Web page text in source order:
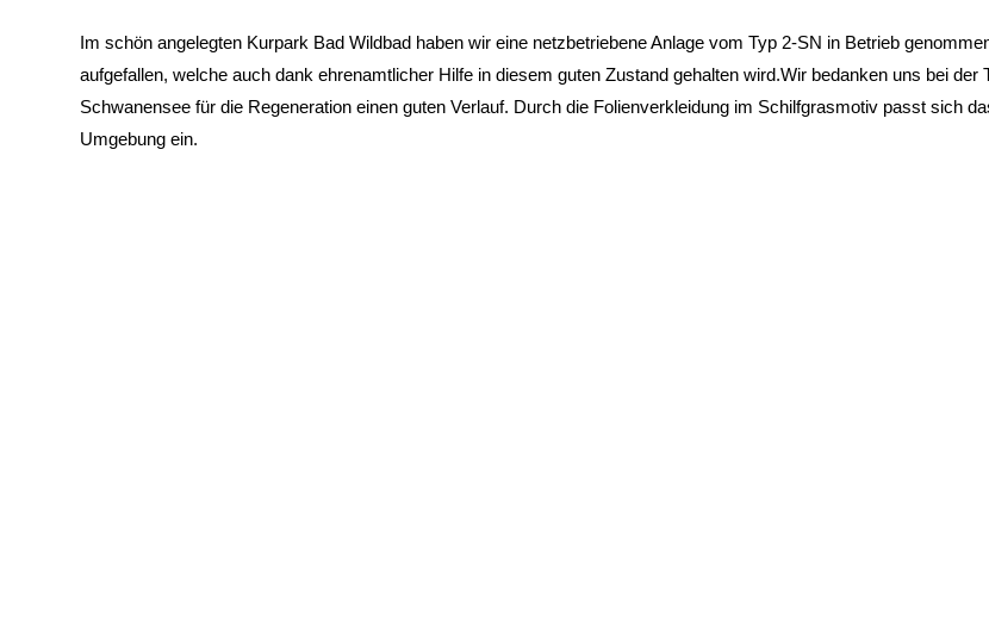
Im schön angelegten Kurpark Bad Wildbad haben wir eine netzbetriebene Anlage vom Typ 2-SN in Betrieb
aufgefallen, welche auch dank ehrenamtlicher Hilfe in diesem guten Zustand gehalten wird.Wir bedanken uns bei
Schwanensee für die Regeneration einen guten Verlauf. Durch die Folienverkleidung im Schilfgrasmotiv passt sich
Umgebung ein.